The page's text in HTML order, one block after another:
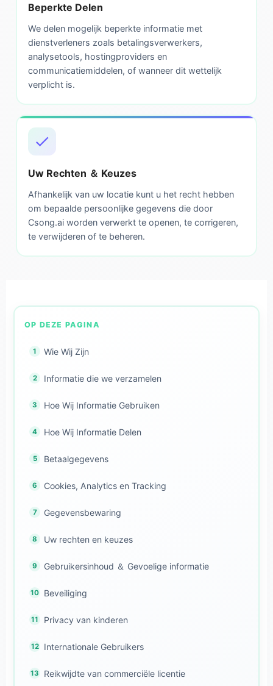
Beperkte Delen
We delen mogelijk beperkte informatie met
dienstverleners zoals betalingsverwerkers,
analysetools, hostingproviders en
communicatiemiddelen, of wanneer dit wettelijk
verplicht is.
Uw Rechten ＆ Keuzes
Afhankelijk van uw locatie kunt u het recht hebben
om bepaalde persoonlijke gegevens die door
Csong.ai worden verwerkt te openen, te corrigeren,
te verwijderen of te beheren.
OP DEZE PAGINA
Wie Wij Zijn
Informatie die we verzamelen
Hoe Wij Informatie Gebruiken
Hoe Wij Informatie Delen
Betaalgegevens
Cookies, Analytics en Tracking
Gegevensbewaring
Uw rechten en keuzes
Gebruikersinhoud ＆ Gevoelige informatie
Beveiliging
Privacy van kinderen
Internationale Gebruikers
Reikwijdte van commerciële licentie